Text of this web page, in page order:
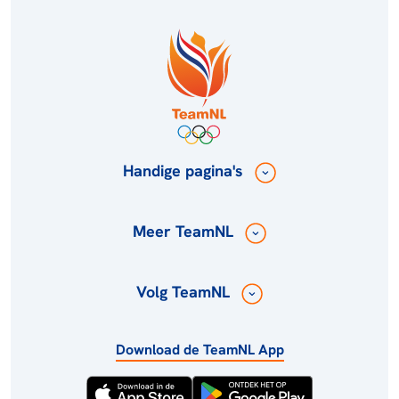
Handige pagina's
Meer TeamNL
Volg TeamNL
Download de TeamNL App